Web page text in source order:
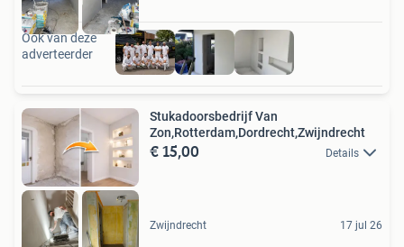
Ook van deze
adverteerder
Stukadoorsbedrijf Van
Zon,Rotterdam,Dordrecht,Zwijndrecht
€ 15,00 Details
Zwijndrecht 17 jul 26